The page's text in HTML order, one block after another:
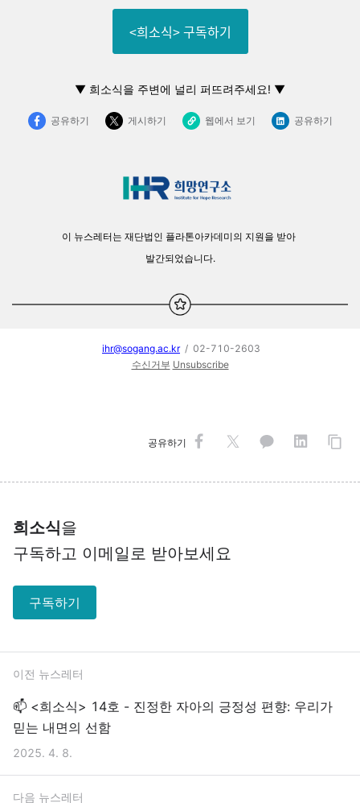
<희소식> 구독하기
▼ 희소식을 주변에 널리 퍼뜨려주세요! ▼
공유하기 게시하기 웹에서 보기 공유하기
이 뉴스레터는 재단법인 플라톤아카데미의 지원을 받아
발간되었습니다.
ihr@sogang.ac.kr/ 02-710-2603
수신거부 Unsubscribe
공유하기
희소식을
구독하고 이메일로 받아보세요
구독하기
이전 뉴스레터
📫 <희소식> 14호 - 진정한 자아의 긍정성 편향: 우리가
믿는 내면의 선함
2025. 4. 8.
다음 뉴스레터